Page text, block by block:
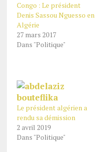
Congo : Le président
Denis Sassou Nguesso en
Algérie
27 mars 2017
Dans "Politique"
Le président algérien a
rendu sa démission
2 avril 2019
Dans "Politique"